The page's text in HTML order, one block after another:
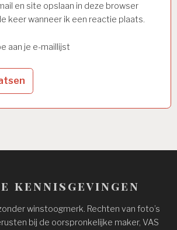
en site opslaan in deze browser
keer wanneer ik een reactie plaats.
aan je e-maillijst
kennisgevingen
winstoogmerk. Rechten van foto’s
bij de oorspronkelijke maker, VAS